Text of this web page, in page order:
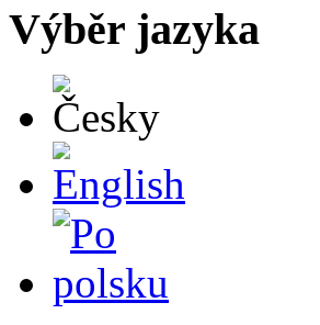
Výběr jazyka